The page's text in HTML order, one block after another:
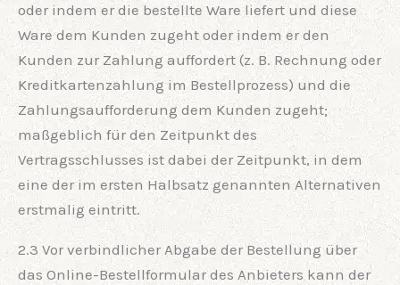
oder indem er die bestellte Ware liefert und diese
Ware dem Kunden zugeht oder indem er den
Kunden zur Zahlung auffordert (z. B. Rechnung oder
Kreditkartenzahlung im Bestellprozess) und die
Zahlungsaufforderung dem Kunden zugeht;
maßgeblich für den Zeitpunkt des
Vertragsschlusses ist dabei der Zeitpunkt, in dem
eine der im ersten Halbsatz genannten Alternativen
erstmalig eintritt.
2.3 Vor verbindlicher Abgabe der Bestellung über
das Online-Bestellformular des Anbieters kann der